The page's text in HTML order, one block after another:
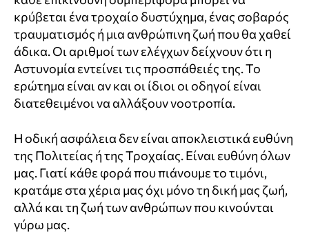
κρύβεται ένα τροχαίο δυστύχημα, ένας σοβαρός
τραυματισμός ή μια ανθρώπινη ζωή που θα χαθεί
άδικα. Οι αριθμοί των ελέγχων δείχνουν ότι η
Αστυνομία εντείνει τις προσπάθειές της. Το
ερώτημα είναι αν και οι ίδιοι οι οδηγοί είναι
διατεθειμένοι να αλλάξουν νοοτροπία.
Η οδική ασφάλεια δεν είναι αποκλειστικά ευθύνη
της Πολιτείας ή της Τροχαίας. Είναι ευθύνη όλων
μας. Γιατί κάθε φορά που πιάνουμε το τιμόνι,
κρατάμε στα χέρια μας όχι μόνο τη δική μας ζωή,
αλλά και τη ζωή των ανθρώπων που κινούνται
γύρω μας.